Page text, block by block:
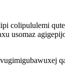
colipululemi
usomaz